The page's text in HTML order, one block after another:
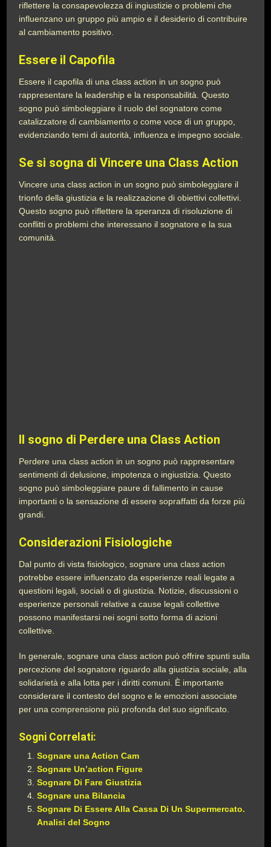
riflettere la consapevolezza di ingiustizie o problemi che
influenzano un gruppo più ampio e il desiderio di contribuire
al cambiamento positivo.
Essere il Capofila
Essere il capofila di una class action in un sogno può
rappresentare la leadership e la responsabilità. Questo
sogno può simboleggiare il ruolo del sognatore come
catalizzatore di cambiamento o come voce di un gruppo,
evidenziando temi di autorità, influenza e impegno sociale.
Se si sogna di Vincere una Class Action
Vincere una class action in un sogno può simboleggiare il
trionfo della giustizia e la realizzazione di obiettivi collettivi.
Questo sogno può riflettere la speranza di risoluzione di
conflitti o problemi che interessano il sognatore e la sua
comunità.
Il sogno di Perdere una Class Action
Perdere una class action in un sogno può rappresentare
sentimenti di delusione, impotenza o ingiustizia. Questo
sogno può simboleggiare paure di fallimento in cause
importanti o la sensazione di essere sopraffatti da forze più
grandi.
Considerazioni Fisiologiche
Dal punto di vista fisiologico, sognare una class action
potrebbe essere influenzato da esperienze reali legate a
questioni legali, sociali o di giustizia. Notizie, discussioni o
esperienze personali relative a cause legali collettive
possono manifestarsi nei sogni sotto forma di azioni
collettive.
In generale, sognare una class action può offrire spunti sulla
percezione del sognatore riguardo alla giustizia sociale, alla
solidarietà e alla lotta per i diritti comuni. È importante
considerare il contesto del sogno e le emozioni associate
per una comprensione più profonda del suo significato.
Sogni Correlati:
Sognare una Action Cam
Sognare Un’action Figure
Sognare Di Fare Giustizia
Sognare una Bilancia
Sognare Di Essere Alla Cassa Di Un Supermercato.
Analisi del Sogno